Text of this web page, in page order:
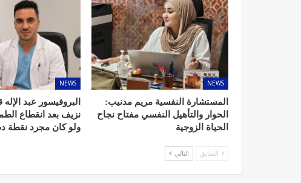
NEWS
المستشارة النفسية مريم مدنيب:
الحوار والتأهيل النفسي مفتاح نجاح
الحياة الزوجية
NEWS
البروفيسور عبد
نزيف بعد انقطاع
ولو كان مجرد نقطة
السابق التالي
د. لحنش شراف: الاقتطاع من المبع
واستهداف مباشر للأطباء
الإشعاعي